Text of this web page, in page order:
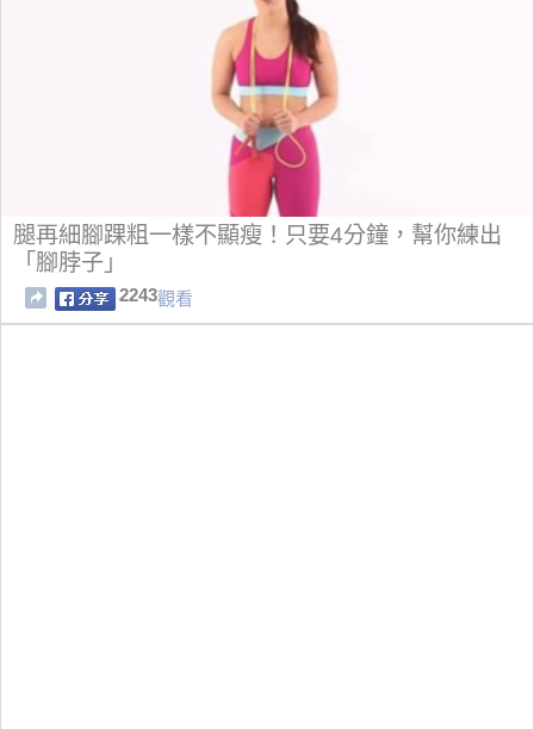
腿再細腳踝粗一樣不顯瘦！只要4分鐘，幫你練出
「腳脖子」
2243觀看